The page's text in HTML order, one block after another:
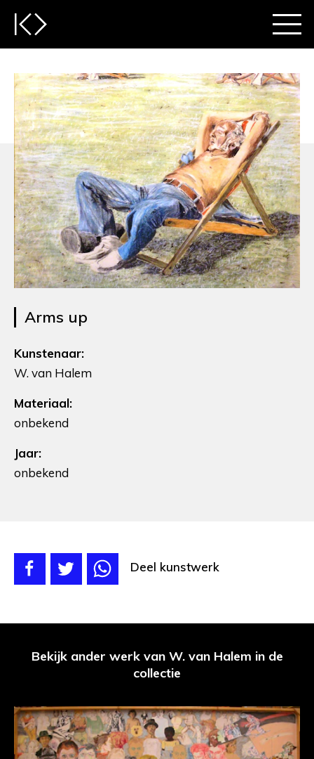
Arms up
Kunstenaar:
W. van Halem
Materiaal:
onbekend
Jaar:
onbekend
Deel kunstwerk
Bekijk ander werk van W. van Halem in de
collectie